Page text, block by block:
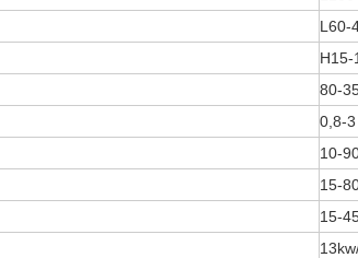
L60-
H15-
80-
0,8-
10-
15-
15-